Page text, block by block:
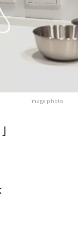
Image photo